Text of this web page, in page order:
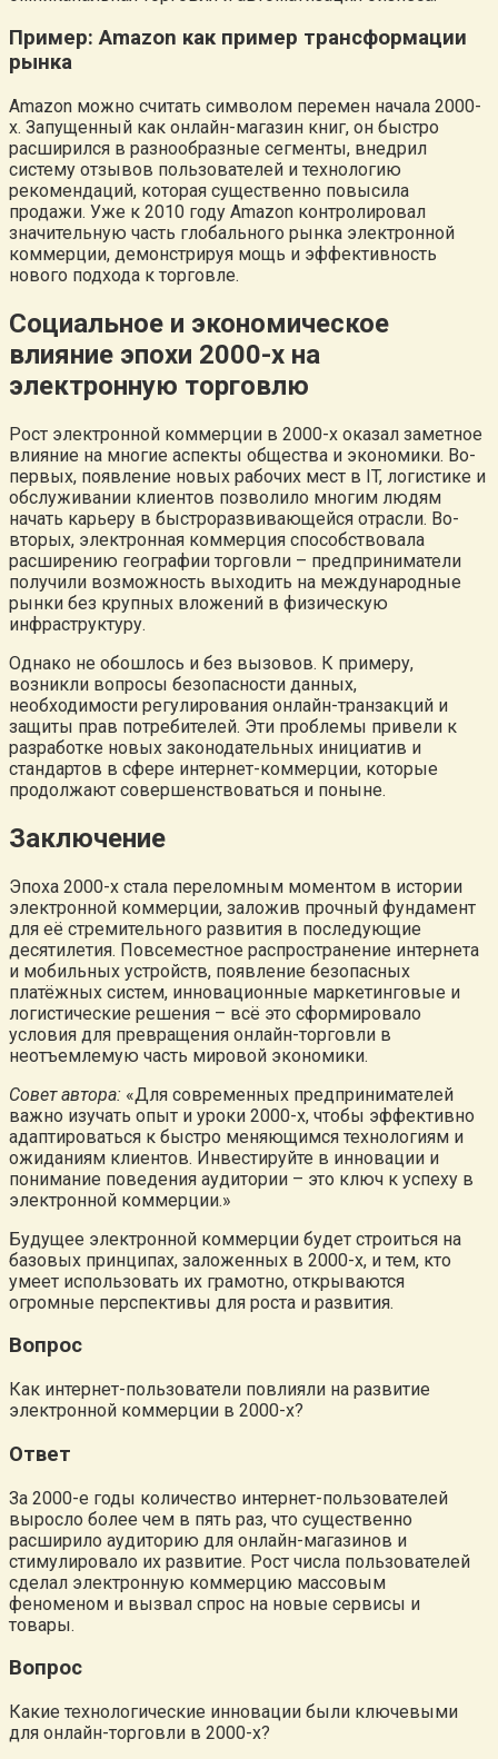
Пример: Amazon как пример трансформации
рынка
Amazon можно считать символом перемен начала 2000-
х. Запущенный как онлайн-магазин книг, он быстро
расширился в разнообразные сегменты, внедрил
систему отзывов пользователей и технологию
рекомендаций, которая существенно повысила
продажи. Уже к 2010 году Amazon контролировал
значительную часть глобального рынка электронной
коммерции, демонстрируя мощь и эффективность
нового подхода к торговле.
Социальное и экономическое
влияние эпохи 2000-х на
электронную торговлю
Рост электронной коммерции в 2000-х оказал заметное
влияние на многие аспекты общества и экономики. Во-
первых, появление новых рабочих мест в IT, логистике и
обслуживании клиентов позволило многим людям
начать карьеру в быстроразвивающейся отрасли. Во-
вторых, электронная коммерция способствовала
расширению географии торговли – предприниматели
получили возможность выходить на международные
рынки без крупных вложений в физическую
инфраструктуру.
Однако не обошлось и без вызовов. К примеру,
возникли вопросы безопасности данных,
необходимости регулирования онлайн-транзакций и
защиты прав потребителей. Эти проблемы привели к
разработке новых законодательных инициатив и
стандартов в сфере интернет-коммерции, которые
продолжают совершенствоваться и поныне.
Заключение
Эпоха 2000-х стала переломным моментом в истории
электронной коммерции, заложив прочный фундамент
для её стремительного развития в последующие
десятилетия. Повсеместное распространение интернета
и мобильных устройств, появление безопасных
платёжных систем, инновационные маркетинговые и
логистические решения – всё это сформировало
условия для превращения онлайн-торговли в
неотъемлемую часть мировой экономики.
Совет автора: «Для современных предпринимателей
важно изучать опыт и уроки 2000-х, чтобы эффективно
адаптироваться к быстро меняющимся технологиям и
ожиданиям клиентов. Инвестируйте в инновации и
понимание поведения аудитории – это ключ к успеху в
электронной коммерции.»
Будущее электронной коммерции будет строиться на
базовых принципах, заложенных в 2000-х, и тем, кто
умеет использовать их грамотно, открываются
огромные перспективы для роста и развития.
Вопрос
Как интернет-пользователи повлияли на развитие
электронной коммерции в 2000-х?
Ответ
За 2000-е годы количество интернет-пользователей
выросло более чем в пять раз, что существенно
расширило аудиторию для онлайн-магазинов и
стимулировало их развитие. Рост числа пользователей
сделал электронную коммерцию массовым
феноменом и вызвал спрос на новые сервисы и
товары.
Вопрос
Какие технологические инновации были ключевыми
для онлайн-торговли в 2000-х?